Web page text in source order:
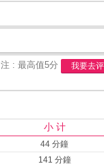
注 : 最高值5分 我要去
小 计
44 分鐘
141 分鐘